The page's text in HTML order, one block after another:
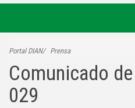
Portal DIAN Prensa
Comunicado
029